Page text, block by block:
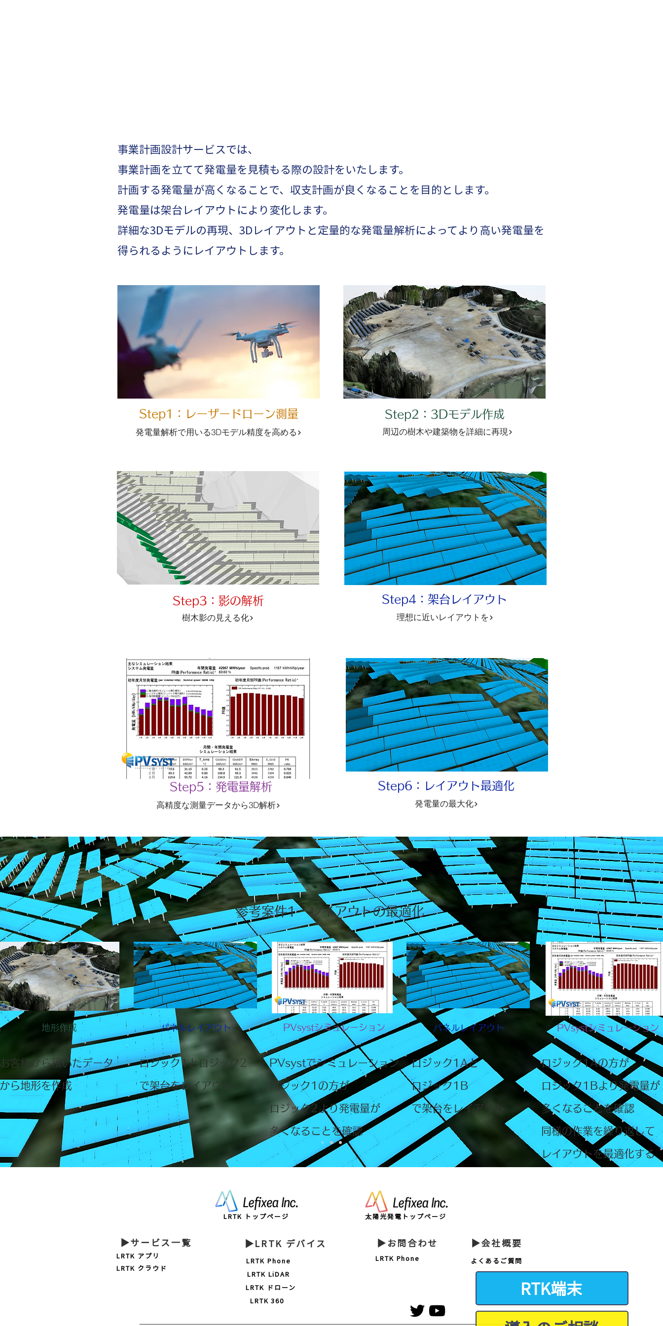
事業計画設計サービスでは、
事業計画を立てて発電量を見積もる際の設計をいたします。
計画する発電量が高くなることで、収支計画が良くなることを目的とします。
発電量は架台レイアウトにより変化します。
​詳細な3Dモデルの再現、3Dレイアウトと定量的な発電量解析によってより高い発電量を
得られるようにレイアウトします。
​Step1：レーザードローン測量
発電量解析で用いる3Dモデル精度を高める
Step2：3Dモデル作成
周辺の樹木や建築物を詳細に再現
樹木影の見える化
Step3：影の解析 Step4：架台レイアウト
理想に近いレイアウトを
Step5：発電量解析
高精度な測量データから3D解析
Step6：レイアウト最適化
発電量の最大化
​参考案件1 レイアウトの最適化
​地形作成 パネルレイアウト PVsystシミュレーション パネルレイアウト PVsystシミュレーション
​お客様から頂いたデータ
から地形を作成
​ロジック1とロジック2
​で架台をレイアウト
PVsystでシミュレーション​
ロジック1の方が
ロジック2より発電量が
​多くなることを確認
​ロジック1Aと
ロジック1B
​で架台をレイアウト
ロジック1Aの方が
ロジック1Bより発電量が
​多くなることを確認
同様の作業を繰り返して
​レイアウトを最適化する
RTK端末
LRTK トップページ
▶サービス一覧
LRTK アプリ
LRTK クラウド
▶LRTK デバイス
LRTK Phone
LRTK LiDAR
太陽光発電トップページ
▶お問合わせ
LRTK Phone
▶会社概要
よくあるご質問
LRTK ドローン
LRTK 360